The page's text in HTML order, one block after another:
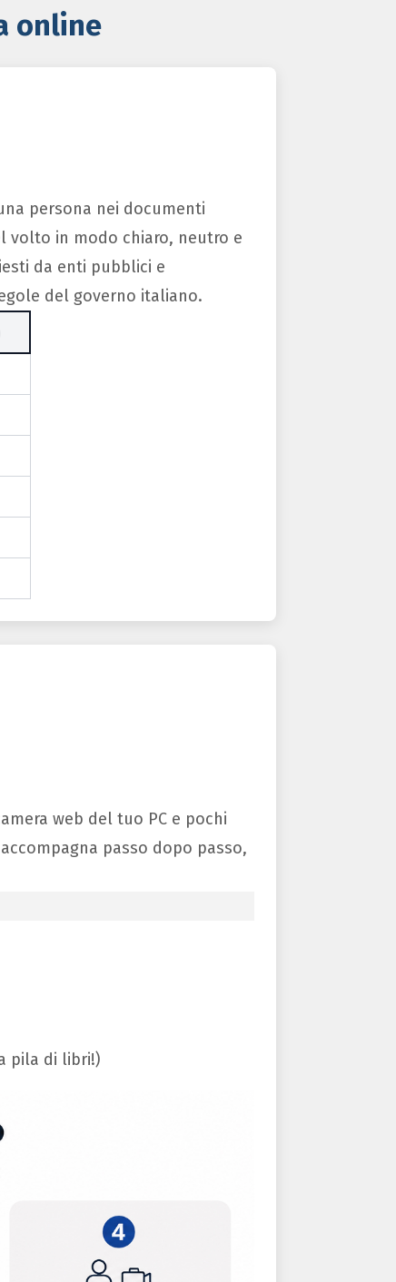
online
persona nei documenti
volto in modo chiaro, neutro e
da enti pubblici e
del governo italiano.
web del tuo PC e pochi
passo dopo passo,
pila di libri!)